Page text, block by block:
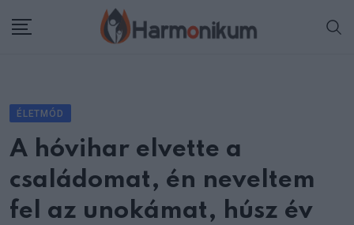
ÉLETMÓD
A hóvihar elvette a
családomat, én neveltem
fel az unokámat, húsz év